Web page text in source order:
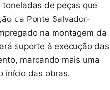
de peças que
da Ponte Salvador-
na montagem da
suporte à execução das
marcando mais uma
início das obras.